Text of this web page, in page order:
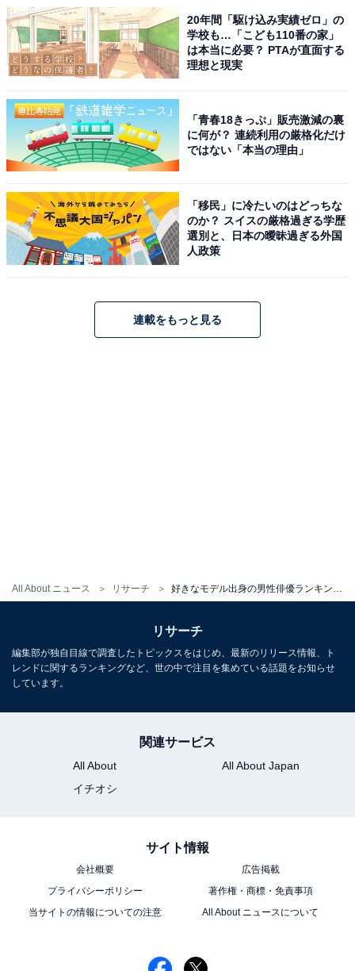
All About ニュース リサーチ
う（40代女性／埼玉県）」「様々な役柄に挑戦している
姿にカッコよさを感じます（40代女性／香川県）」「ア
ニメ原作の実写映画で主演し続けていて再現力が高いか
らです（30代女性／千葉県）」などのコメントが寄せら
れました。
※回答者のコメントは原文ママです
アニメや漫画のレビュー、エンタメトピックスなどを中
心に、オールジャンルで執筆中のライター。時々、店舗
取材などのリポート記事も担当。All AboutおよびAll
10位までの全ランキング結果を見
こちらもおすすめ
1 2
20年間「駆け込み実績ゼロ」の
学校も…「こども110番の家」
は本当に必要？ PTAが直面する
理想と現実
「青春18きっぷ」販売激減の裏
に何が？ 連続利用の厳格化だけ
ではない「本当の理由」
「移民」に冷たいのはどっちな
のか？ スイスの厳格過ぎる学歴
選別と、日本の曖昧過ぎる外国
人政策
連載をもっと見る
リサーチ
編集部が独自目線で調査したトピックスをはじめ、最新のリリース情報、ト
レンドに関するランキングなど、世の中で注目を集めている話題をお知らせ
しています。
関連サービス
All About
All About Japan
イチオシ
サイト情報
会社概要
広告掲載
プライバシーポリシー
著作権・商標・免責事項
当サイトの情報についての注意
All About ニュースについて